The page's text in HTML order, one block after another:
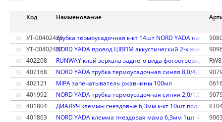
Код Наименование
УТ-00402429трубка термоусадочная к-кт 14шт NORD YADA набор
УТ-00402427NORD YADA провод ШВПМ аккустический 2-х жильный
402208
RUNWAY клей зеркала заднего вида
402168
NORD YADA трубка термоусадочная синяя 8,0/4,0мм
402121
MIPA запечатыватель ржавчины 100мл
401992
NORD YADA трубка термоусадочная синяя 2,0/1,0мм
401804
ДИАЛУЧ клеммы гнездовые 6,3мм к-кт 10шт полоска
401803
NORD YADA клемма гнездовая мама 6,3мм 1шт 4-